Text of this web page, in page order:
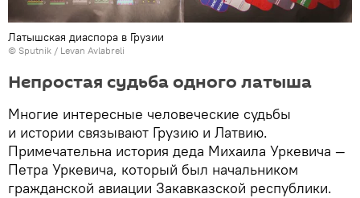
Латышская диаспора в Грузии
© Sputnik / Levan Avlabreli
Непростая судьба одного латыша
Многие интересные человеческие судьбы
и истории связывают Грузию и Латвию.
Примечательна история деда Михаила Уркевича —
Петра Уркевича, который был начальником
гражданской авиации Закавказской республики.